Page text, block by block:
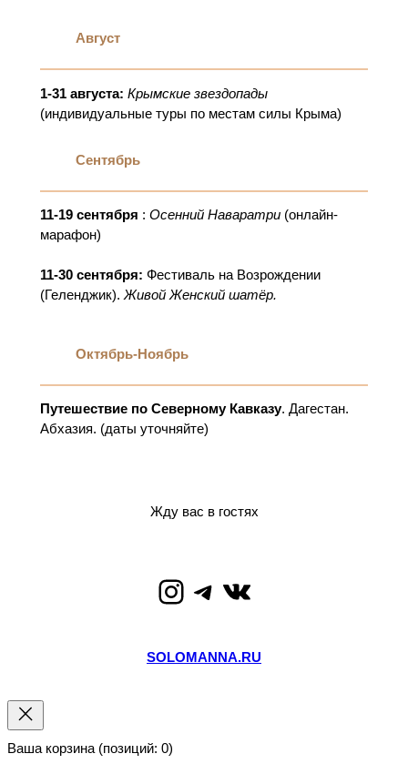
Август
1-31 августа: Крымские звездопады
(индивидуальные туры по местам силы Крыма)
Сентябрь
11-19 сентября : Осенний Наваратри(онлайн-
марафон)
11-30 сентября: Фестиваль на Возрождении
(Геленджик). Живой Женский шатёр.
Октябрь-Ноябрь
Путешествие по Северному Кавказу. Дагестан.
Абхазия. (даты уточняйте)
Жду вас в гостях
Instagram Telegram ВКонтакте
SOLOMANNA.RU
Ваша корзина (позиций: 0)